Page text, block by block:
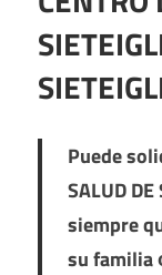
Puede
SALUD DE
siempre
su familia